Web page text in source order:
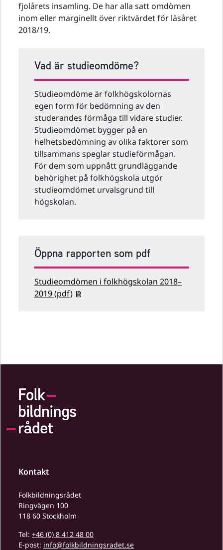
fjolårets insamling. De har alla satt omdömen
inom eller marginellt över riktvärdet för läsåret
2018/19.
Vad är studieomdöme?
Studieomdöme är folkhögskolornas
egen form för bedömning av den
studerandes förmåga till vidare studier.
Studieomdömet bygger på en
helhetsbedömning av olika faktorer som
tillsammans speglar studieförmågan.
För dem som uppnått grundläggande
behörighet på folkhögskola utgör
studieomdömet urvalsgrund till
högskolan.
Öppna rapporten som pdf
Studieomdömen i folkhögskolan 2018–
2019 (pdf)
Kontakt
Folkbildningsrådet
Ringvägen 100
118 60 Stockholm
Tel: +46 (0) 8 412 48 00
E-post: info@folkbildningsradet.se